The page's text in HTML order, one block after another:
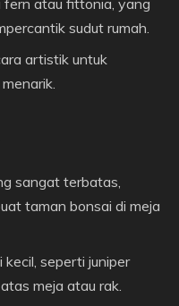
sudut rumah.
artistik untuk
sangat terbatas,
taman bonsai di meja
seperti juniper
meja atau rak.